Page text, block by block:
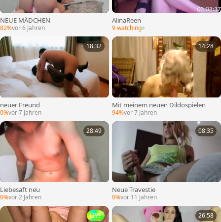
NEUE MÄDCHEN
82%vor 6 Jahren
AlinaReen
9 watching
18:32
neuer Freund
0%vor 7 Jahren
14:28
Mit meinem neuen Dildospielen
94%vor 7 Jahren
28:49
Liebesaft neu
0%vor 2 Jahren
08:35
Neue Travestie
0%vor 11 Jahren
LIVE 26:58